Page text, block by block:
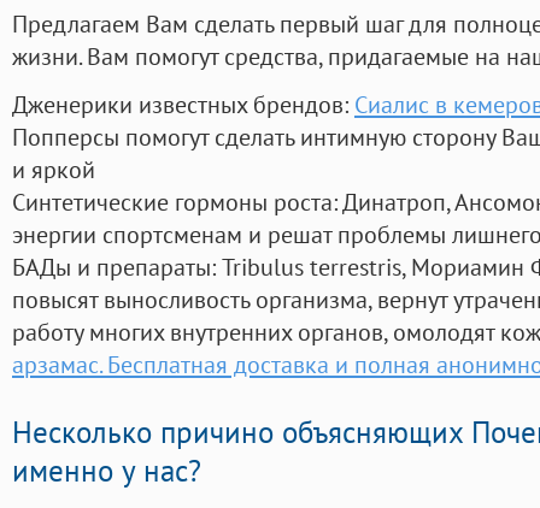
Предлагаем Вам сделать первый шаг для
жизни. Вам помогут средства, придагаемые на
Дженерики известных брендов: Сиалис в
Попперсы помогут сделать интимную сторону
и яркой
Синтетические гормоны роста: Динатроп,
энергии спортсменам и решат проблемы
БАДы и препараты:Tribulus terrestris, Мориамин
повысят выносливость организма, вернут
работу многих внутренних органов, омолодят
арзамас. Бесплатная доставка и полная
Несколько причино объясняющих
именно у нас?